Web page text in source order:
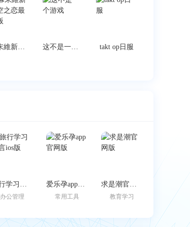
幕末維新天空之恋最新版 这不是一个游戏 takt op日服
旅行学习语言ios版
办公管理
爱乐孕app官网版
常用工具
求是潮官网版
教育学习